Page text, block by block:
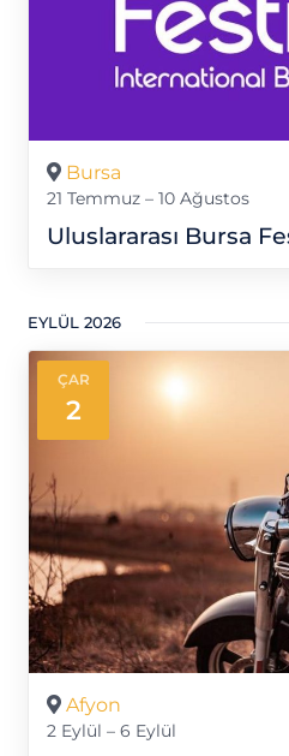
21 Temmuz – 10 Ağustos
Uluslararası Bursa
Bursa
EYLÜL 2026
ÇAR
2
2 Eylül – 6 Eylül
Afyon